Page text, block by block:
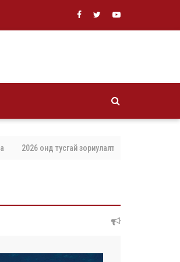
онд тусгай зориулалтаар агнах, барих амьтны